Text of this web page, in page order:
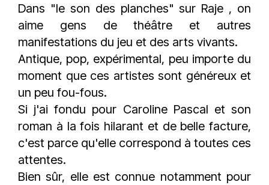
Dans "le son des planches" sur Raje , on
aime gens de théâtre et autres
manifestations du jeu et des arts vivants.
Antique, pop, expérimental, peu importe du
moment que ces artistes sont généreux et
un peu fou-fous.
Si j'ai fondu pour Caroline Pascal et son
roman à la fois hilarant et de belle facture,
c'est parce qu'elle correspond à toutes ces
attentes.
Bien sûr, elle est connue notamment pour